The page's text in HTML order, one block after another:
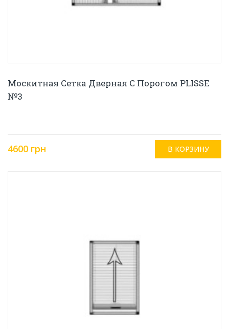
Москитная Сетка Дверная С Порогом PLISSE
№3
4600 грн